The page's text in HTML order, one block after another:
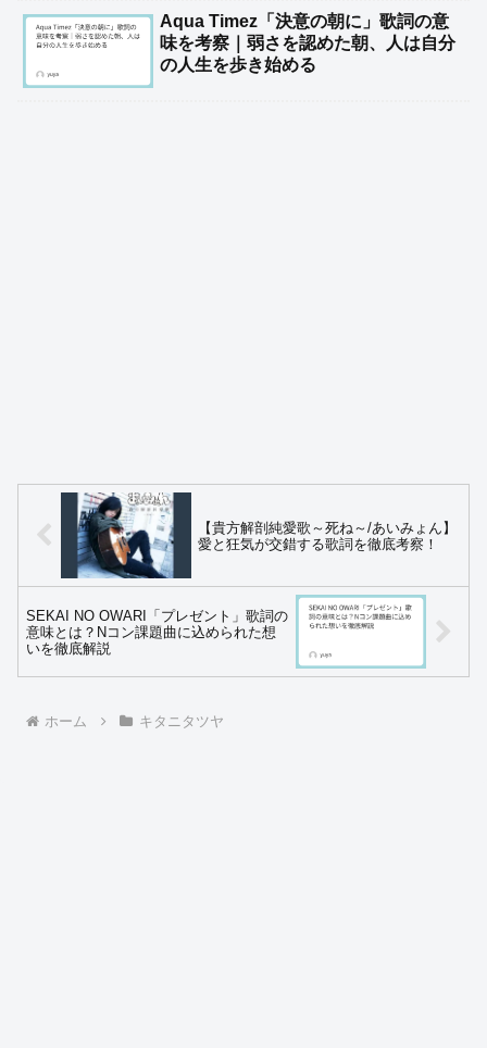
Aqua Timez「決意の朝に」歌詞の意
味を考察｜弱さを認めた朝、人は自分
の人生を歩き始める
【貴方解剖純愛歌～死ね～/あいみょん】
愛と狂気が交錯する歌詞を徹底考察！
SEKAI NO OWARI「プレゼント」歌詞の
意味とは？Nコン課題曲に込められた想
いを徹底解説
ホーム キタニタツヤ